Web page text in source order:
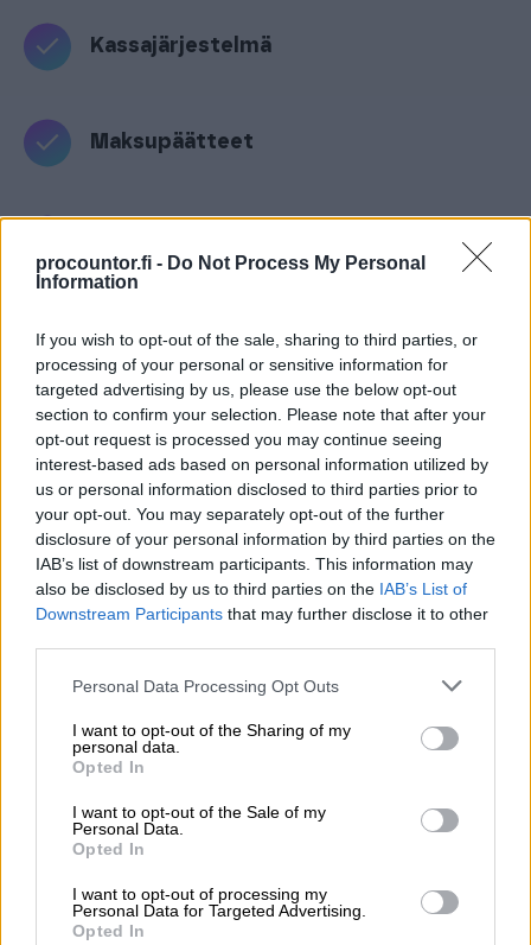
procountor.fi - Do Not Process My Personal
Information
If you wish to opt-out of the sale, sharing to third parties, or
processing of your personal or sensitive information for
targeted advertising by us, please use the below opt-out
section to confirm your selection. Please note that after your
opt-out request is processed you may continue seeing
interest-based ads based on personal information utilized by
us or personal information disclosed to third parties prior to
your opt-out. You may separately opt-out of the further
disclosure of your personal information by third parties on the
IAB’s list of downstream participants. This information may
also be disclosed by us to third parties on the IAB’s List of
Downstream Participants that may further disclose it to other
Please note that this website/app uses one or more Google
not limited to your visit or usage behaviour. You may click to
grant or deny consent to Google and its third-party tags to
use your data for below specified purposes in below Google
consent section.
Personal Data Processing Opt Outs
I want to opt-out of the Sharing of my
personal data.
Opted In
I want to opt-out of the Sale of my
Personal Data.
Opted In
I want to opt-out of processing my
Personal Data for Targeted Advertising.
Opted In
Kassajärjestelmä
Maksupäätteet
Myynnin seuranta ja laaja raportointi
Varastonhallinta ja katesuunnittelu
Erilaisia integraatioita esim. Foodora ja
Wolt integraatiot
Asiakaskokemuksia
”Nykyajan ravintola- ja vähittäiskaupassa
asiakaskokemus on keskiössä. Asiakkaiden
odotukset nopeista ja personoiduista palveluista
yhteistyö vastaa tähän yhdistämällä modernin
kassajärjestelmän ja tehokkaan kanta-
Integraation kuvaus
Restolutionin ja Finago Procountorin välille on